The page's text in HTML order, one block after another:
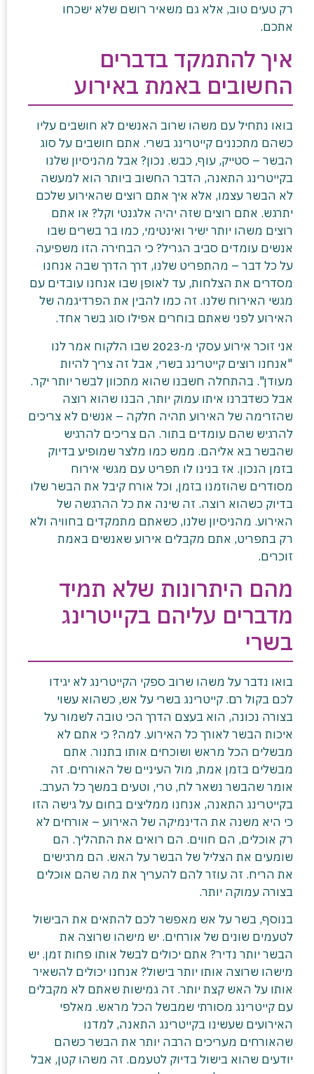
רק טעים טוב, אלא גם משאיר רושם שלא ישכחו
אתכם.
איך להתמקד בדברים
החשובים באמת באירוע
בואו נתחיל עם משהו שרוב האנשים לא חושבים עליו
כשהם מתכננים קייטרינג בשרי. אתם חושבים על סוג
הבשר – סטייק, עוף, כבש. נכון? אבל מהניסיון שלנו
בקייטרינג התאנה, הדבר החשוב ביותר הוא למעשה
לא הבשר עצמו, אלא איך אתם רוצים שהאירוע שלכם
יתרגש. אתם רוצים שזה יהיה אלגנטי וקל? או אתם
רוצים משהו יותר ישיר ואינטימי, כמו בר בשרים שבו
אנשים עומדים סביב הגריל? כי הבחירה הזו משפיעה
על כל דבר – מהתפריט שלנו, דרך הדרך שבה אנחנו
מסדרים את הצלחות, עד לאופן שבו אנחנו עובדים עם
מגשי האירוח שלנו. זה כמו להבין את הפרדיגמה של
האירוע לפני שאתם בוחרים אפילו סוג בשר אחד.
אני זוכר אירוע עסקי מ-2023 שבו הלקוח אמר לנו
"אנחנו רוצים קייטרינג בשרי, אבל זה צריך להיות
מעודן". בהתחלה חשבנו שהוא מתכוון לבשר יותר יקר.
אבל כשדברנו איתו עמוק יותר, הבנו שהוא רוצה
שהזרימה של האירוע תהיה חלקה – אנשים לא צריכים
להרגיש שהם עומדים בתור. הם צריכים להרגיש
שהבשר בא אליהם. ממש כמו מלצר שמופיע בדיוק
בזמן הנכון. אז בנינו לו תפריט עם מגשי אירוח
מסודרים שהוזמנו בזמן, וכל אורח קיבל את הבשר שלו
בדיוק כשהוא רוצה. זה שינה את כל ההרגשה של
האירוע. מהניסיון שלנו, כשאתם מתמקדים בחוויה ולא
רק בתפריט, אתם מקבלים אירוע שאנשים באמת
זוכרים.
מהם היתרונות שלא תמיד
מדברים עליהם בקייטרינג
בשרי
בואו נדבר על משהו שרוב ספקי הקייטרינג לא יגידו
לכם בקול רם. קייטרינג בשרי על אש, כשהוא עשוי
בצורה נכונה, הוא בעצם הדרך הכי טובה לשמור על
איכות הבשר לאורך כל האירוע. למה? כי אתם לא
מבשלים הכל מראש ושוכחים אותו בתנור. אתם
מבשלים בזמן אמת, מול העיניים של האורחים. זה
אומר שהבשר נשאר לח, טרי, וטעים במשך כל הערב.
בקייטרינג התאנה, אנחנו ממליצים בחום על גישה הזו
כי היא משנה את הדינמיקה של האירוע – אורחים לא
רק אוכלים, הם חווים. הם רואים את התהליך. הם
שומעים את הצליל של הבשר על האש. הם מרגישים
את הריח. זה עוזר להם להעריך את מה שהם אוכלים
בצורה עמוקה יותר.
בנוסף, בשר על אש מאפשר לכם להתאים את הבישול
לטעמים שונים של אורחים. יש מישהו שרוצה את
הבשר יותר נדיר? אתם יכולים לבשל אותו פחות זמן. יש
מישהו שרוצה אותו יותר בישול? אנחנו יכולים להשאיר
אותו על האש קצת יותר. זה גמישות שאתם לא מקבלים
עם קייטרינג מסורתי שמבשל הכל מראש. מאלפי
האירועים שעשינו בקייטרינג התאנה, למדנו
שהאורחים מעריכים הרבה יותר את הבשר כשהם
יודעים שהוא בישול בדיוק לטעמם. זה משהו קטן, אבל